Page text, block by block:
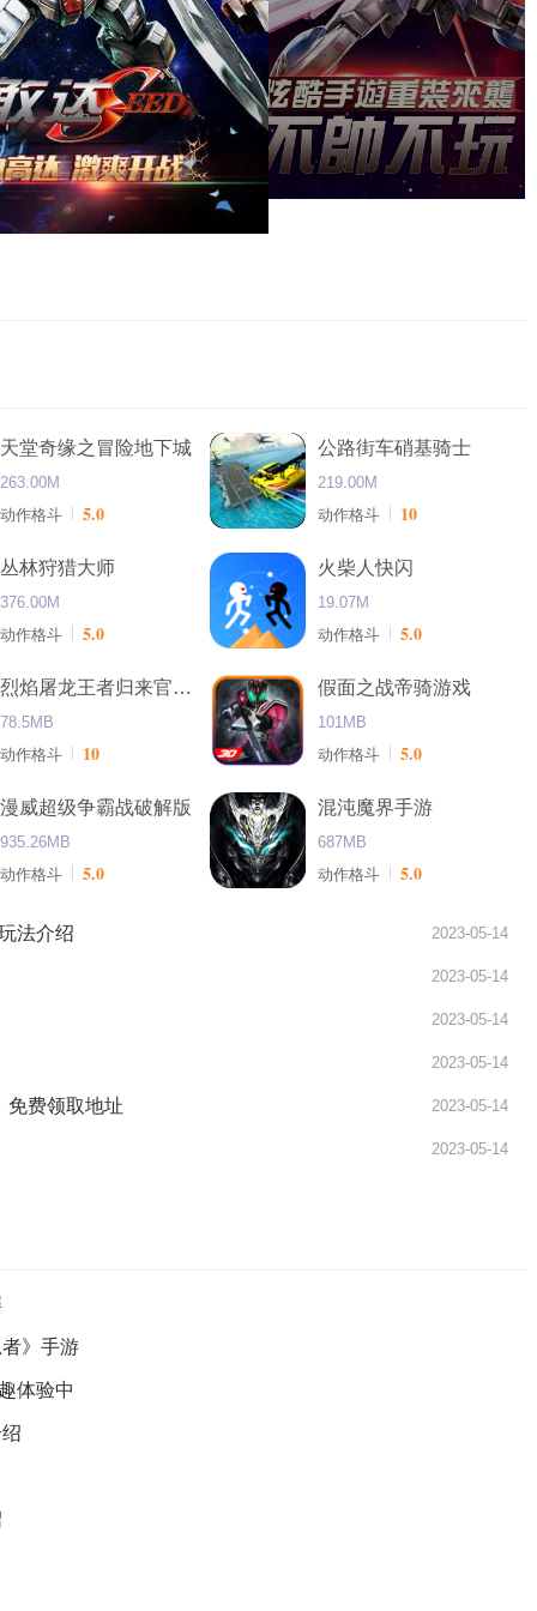
天堂奇缘之冒险地下城
263.00M
动作格斗
5.0
公路街车硝基骑士
219.00M
动作格斗
10
丛林狩猎大师
376.00M
动作格斗
5.0
火柴人快闪
19.07M
动作格斗
5.0
烈焰屠龙王者归来官网版
78.5MB
动作格斗
10
假面之战帝骑游戏
101MB
动作格斗
5.0
漫威超级争霸战破解版
935.26MB
动作格斗
5.0
混沌魔界手游
687MB
动作格斗
5.0
法介绍 2023-05-14
2023-05-14
2023-05-14
2023-05-14
免费领取地址 2023-05-14
2023-05-14
》手游
体验中